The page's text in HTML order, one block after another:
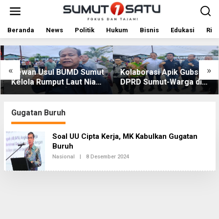
t
i
k
o
n
Beranda News Politik Hukum Bisnis Edukasi
« »
Dewan Usul BUMD Sumut
Kelola Rumput Laut Nias
Utara dari Hulu ke Hilir
Kolaborasi Apik Gubsu-
DPRD Sumut-Warga di
Nias Utara: Jalan Rusak
Gugatan Buruh
Soal UU Cipta Kerja, MK Kabulkan Gugatan
Buruh
Nasional | 8 Desember 2024O
E